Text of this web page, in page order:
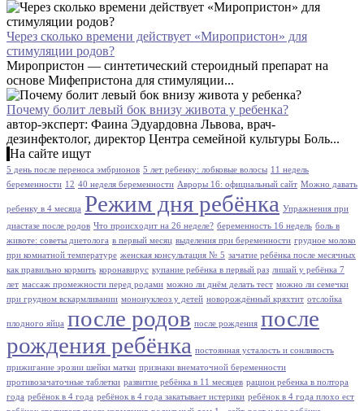
Через сколько времени действует «Миропристон» для
стимуляции родов?
Миропристон — синтетический стероидный препарат на
основе Мифепристона для стимуляции...
Почему болит левый бок внизу живота у ребенка?
автор-эксперт: Фаина Эдуардовна Львова, врач-
дезинфектолог, директор Центра семейной культуры Боль...
На сайте ищут
5 день после переноса эмбрионов 5 лет ребенку: лобковые волосы 11 недель
беременности 12 40 неделя беременности Авроры 16: официальный сайт Можно давать
ребенку в 4 месяца Режим дня ребёнка Упражнения при
диастазе после родов Что происходит на 26 неделе? беременность 16 недель боль в
животе: советы диетолога в первый месяц выделения при беременности грудное молоко
при комнатной температуре женская консультация № 5 зачатие ребёнка после месячных
как правильно кормить коронавирус купание ребёнка в первый раз лишай у ребёнка 7
лет массаж промежности перед родами можно ли днём делать тест можно ли семечки
при грудном вскармливании мононуклеоз у детей новорождённый кряхтит отслойка
плодного яйца после родов после рождения после
рождения ребёнка постоянная усталость и сонливость
прижигание эрозии шейки матки признаки внематочной беременности
противозачаточные таблетки развитие ребёнка в 11 месяцев рацион ребенка в полтора
года ребёнок в 4 года ребёнок в 4 года закатывает истерики ребёнок в 4 года плохо ест